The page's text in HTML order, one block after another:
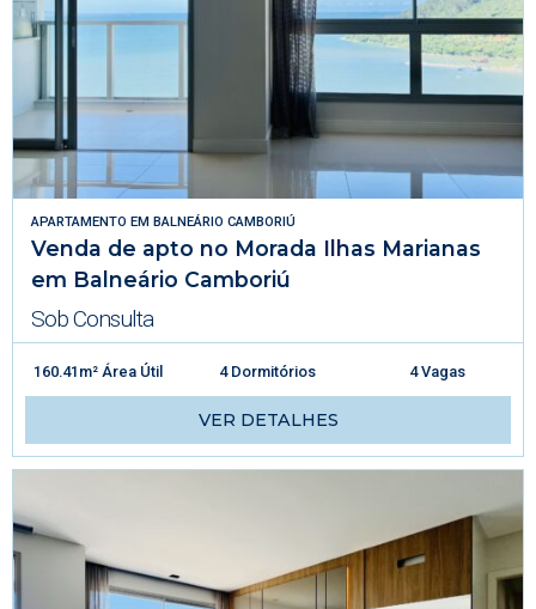
APARTAMENTO EM BALNEÁRIO CAMBORIÚ
Venda de apto no Morada Ilhas Marianas
em Balneário Camboriú
Sob Consulta
160.41m² Área Útil 4 Dormitórios 4 Vagas
VER DETALHES